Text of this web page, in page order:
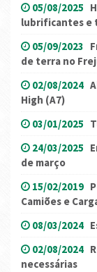
05/08/2025
lubrificantes e
05/09/2023
de terra no
02/08/2024
High (A7)
03/01/2025
24/03/2025
de março
15/02/2019
Camiões e
08/03/2024
02/08/2024
necessárias